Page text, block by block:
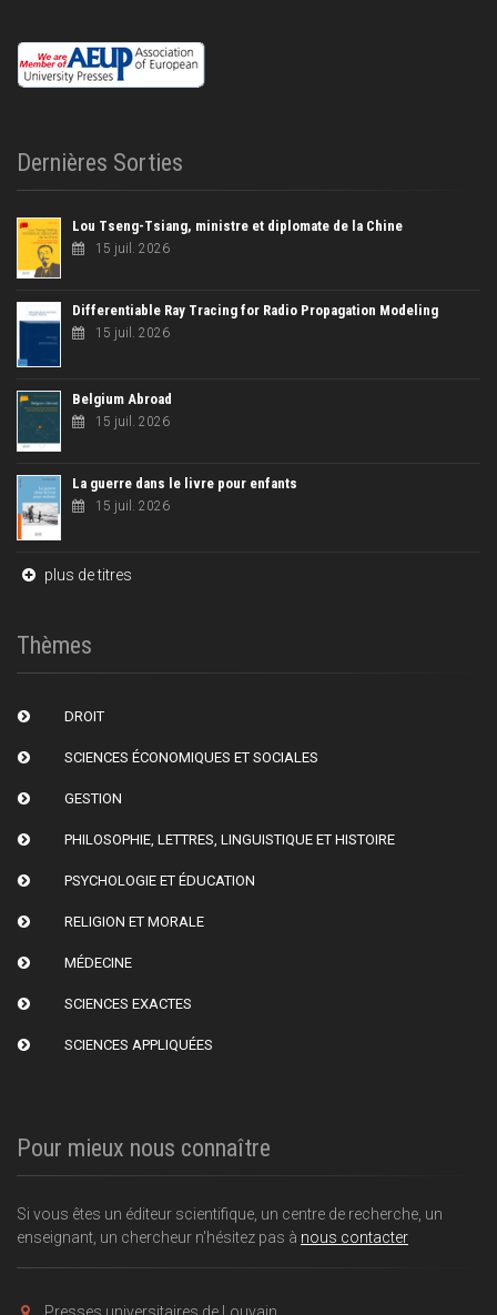
Dernières Sorties
Lou Tseng-Tsiang, ministre et diplomate de la Chine
15 juil. 2026
Differentiable Ray Tracing for Radio Propagation Modeling
15 juil. 2026
Belgium Abroad
15 juil. 2026
La guerre dans le livre pour enfants
15 juil. 2026
plus de titres
Thèmes
DROIT
SCIENCES ÉCONOMIQUES ET SOCIALES
GESTION
PHILOSOPHIE, LETTRES, LINGUISTIQUE ET HISTOIRE
PSYCHOLOGIE ET ÉDUCATION
RELIGION ET MORALE
MÉDECINE
SCIENCES EXACTES
SCIENCES APPLIQUÉES
Pour mieux nous connaître
Si vous êtes un éditeur scientifique, un centre de recherche, un
enseignant, un chercheur n'hésitez pas à nous contacter
Presses universitaires de Louvain